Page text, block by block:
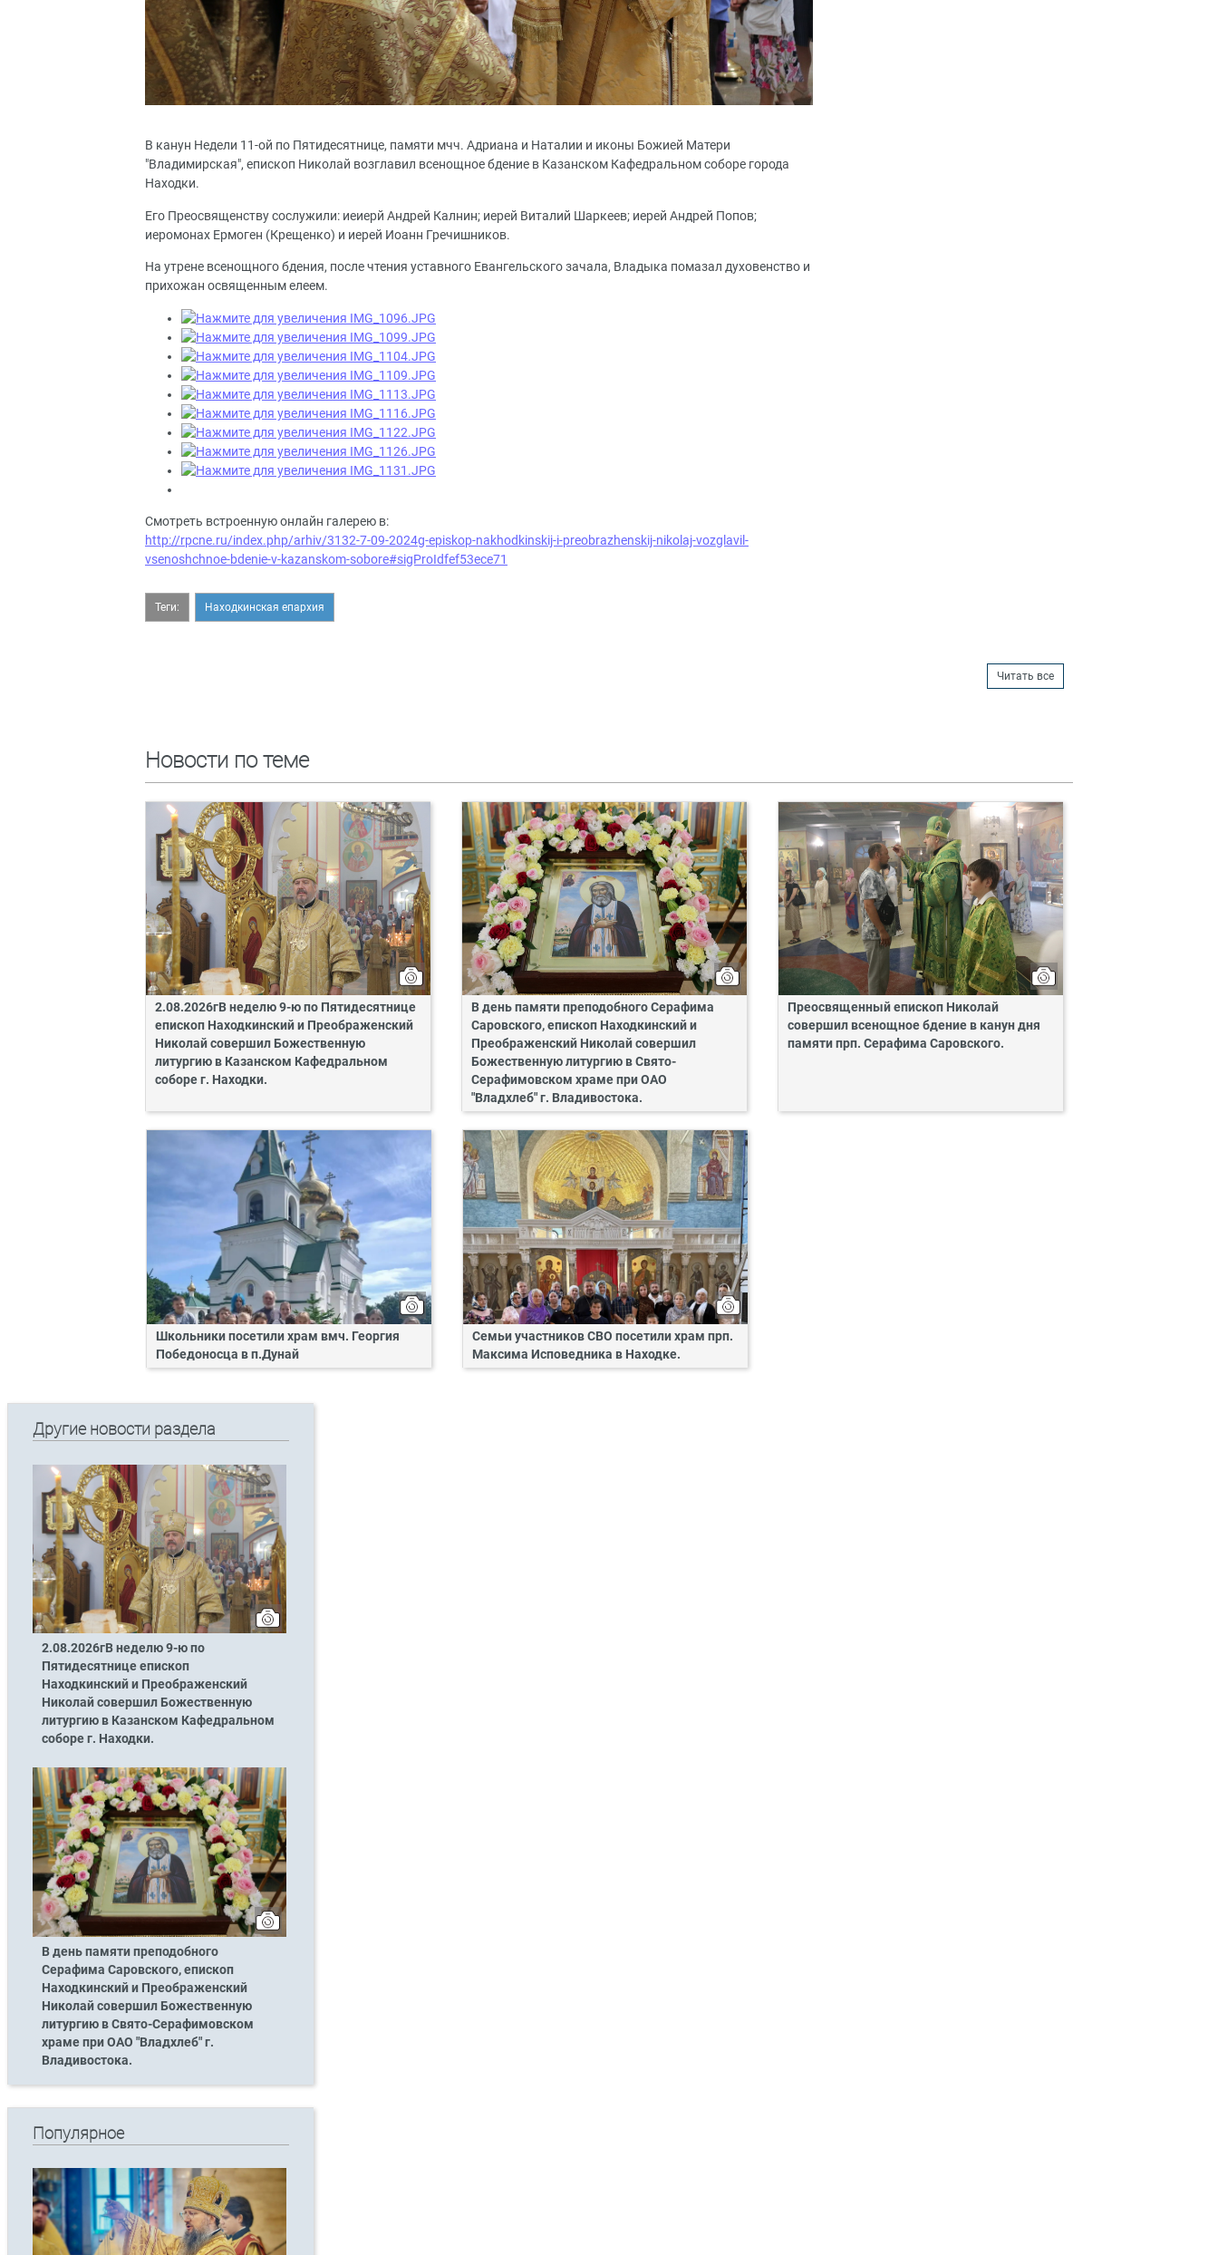
В канун Недели 11-ой по Пятидесятнице, памяти мчч. Адриана и Наталии и иконы Божией Матери
"Владимирская", епископ Николай возглавил всенощное бдение в Казанском Кафедральном соборе города
Находки.
Его Преосвященству сослужили: иеиерй Андрей Калнин; иерей Виталий Шаркеев; иерей Андрей Попов;
иеромонах Ермоген (Крещенко) и иерей Иоанн Гречишников.
На утрене всенощного бдения, после чтения уставного Евангельского зачала, Владыка помазал духовенство и
прихожан освященным елеем.
Смотреть встроенную онлайн галерею в:
http://rpcne.ru/index.php/arhiv/3132-7-09-2024g-episkop-nakhodkinskij-i-preobrazhenskij-nikolaj-vozglavil-
vsenoshchnoe-bdenie-v-kazanskom-sobore#sigProIdfef53ece71
Теги: Находкинская епархия
Читать все
Новости по теме
2.08.2026гВ неделю 9-ю по Пятидесятнице
епископ Находкинский и Преображенский
Николай совершил Божественную
литургию в Казанском Кафедральном
соборе г. Находки.
В день памяти преподобного Серафима
Саровского, епископ Находкинский и
Преображенский Николай совершил
Божественную литургию в Свято-
Серафимовском храме при ОАО
"Владхлеб" г. Владивостока.
Преосвященный епископ Николай
совершил всенощное бдение в канун дня
памяти прп. Серафима Саровского.
Школьники посетили храм вмч. Георгия
Победоносца в п.Дунай
Семьи участников СВО посетили храм прп.
Максима Исповедника в Находке.
Другие новости раздела
2.08.2026гВ неделю 9-ю по
Пятидесятнице епископ
Находкинский и Преображенский
Николай совершил Божественную
литургию в Казанском Кафедральном
соборе г. Находки.
В день памяти преподобного
Серафима Саровского, епископ
Находкинский и Преображенский
Николай совершил Божественную
литургию в Свято-Серафимовском
храме при ОАО "Владхлеб" г.
Владивостока.
Популярное